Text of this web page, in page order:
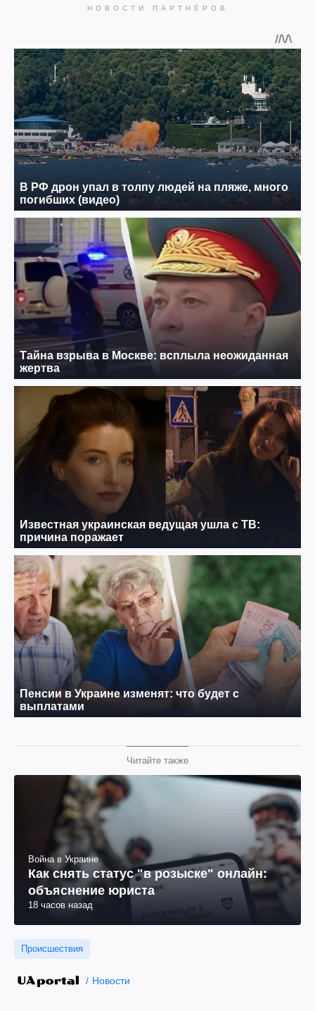
Читайте также
Война в Украине
Как снять статус "в розыске" онлайн:
объяснение юриста
18 часов назад
Происшествия
Новости